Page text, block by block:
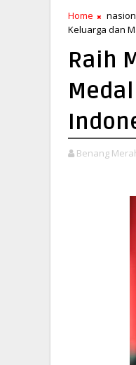
Home
Keluarga dan
Raih
Benang